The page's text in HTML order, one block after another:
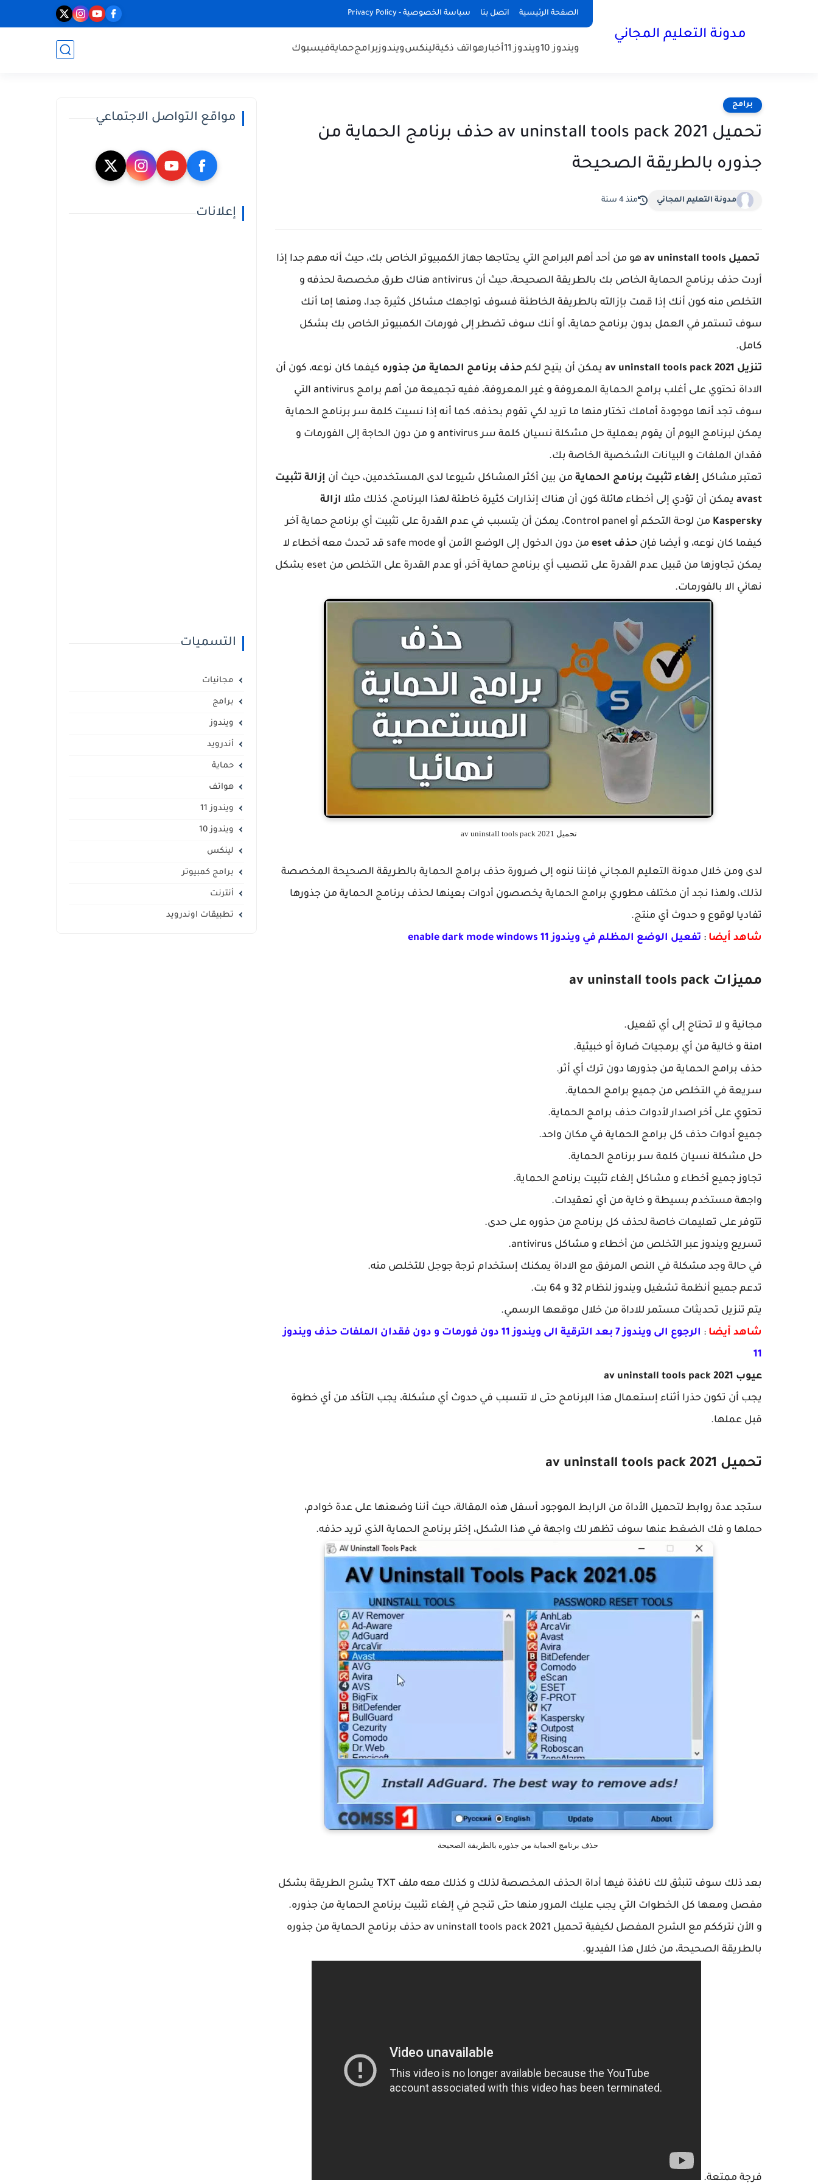
الصفحة الرئيسية اتصل بنا سياسة الخصوصية - Privacy Policy
مدونة التعليم المجاني
ويندوز 10 ويندوز 11 أخبارهواتف ذكيةلينكسويندوزبرامجحمايةفيسبوك
برامج
تحميل av uninstall tools pack 2021 حذف برنامج الحماية من
جذوره بالطريقة الصحيحة
مدونة التعليم المجاني منذ 4 سنة
تحميل av uninstall tools
هو من أحد أهم البرامج التي يحتاجها جهاز الكمبيوتر الخاص بك، حيث أنه مهم جدا إذا
أردت حذف برنامج الحماية الخاص بك بالطريقة الصحيحة، حيث أن antivirus هناك طرق مخصصة لحذفه و
التخلص منه كون أنك إذا قمت بإزالته بالطريقة الخاطئة فسوف تواجهك مشاكل كثيرة جدا، ومنها إما أنك
سوف تستمر في العمل بدون برنامج حماية، أو أنك سوف تضطر إلى فورمات الكمبيوتر الخاص بك بشكل
كامل.
تنزيل av uninstall tools pack 2021
يمكن أن يتيح لكم حذف برنامج الحماية من جذوره كيفما كان نوعه، كون أن
الاداة تحتوي على أغلب برامج الحماية المعروفة و غير المعروفة، ففيه تجميعة من أهم برامج antivirus التي
سوف تجد أنها موجودة أمامك تختار منها ما تريد لكي تقوم بحذفه، كما أنه إذا نسيت كلمة سر برنامج الحماية
يمكن لبرنامج اليوم أن يقوم بعملية حل مشكلة نسيان كلمة سر antivirus و من دون الحاجة إلى الفورمات و
فقدان الملفات و البيانات الشخصية الخاصة بك.
تعتبر مشاكل إلغاء تثبيت برنامج الحماية من بين أكثر المشاكل شيوعا لدى المستخدمين، حيث أن إزالة تثبيت
avast يمكن أن تؤدي إلى أخطاء هائلة كون أن هناك إنذارات كثيرة خاطئة لهذا البرنامج، كذلك مثلا ازالة
Kaspersky
من لوحة التحكم أو Control panel، يمكن أن يتسبب في عدم القدرة على تثبيت أي برنامج حماية آخر
كيفما كان نوعه، و أيضا فإن حذف eset
من دون الدخول إلى الوضع الأمن أو safe mode قد تحدث معه أخطاء لا
يمكن تجاوزها من قبيل عدم القدرة على تنصيب أي برنامج حماية آخر، أو عدم القدرة على التخلص من eset بشكل
نهائي الا بالفورمات.
تحميل av uninstall tools pack 2021
لدى ومن خلال مدونة التعليم المجاني فإننا ننوه إلى ضرورة حذف برامج الحماية بالطريقة الصحيحة المخصصة
لذلك، ولهذا نجد أن مختلف مطوري برامج الحماية يخصصون أدوات بعينها لحذف برنامج الحماية من جذورها
تفاديا لوقوع و حدوث أي منتج.
شاهد أيضا : تفعيل الوضع المظلم في ويندوز 11 enable dark mode windows
مميزات av uninstall tools pack
مجانية و لا تحتاج إلى أي تفعيل.
امنة و خالية من أي برمجيات ضارة أو خبيثية.
حذف برامج الحماية من جذورها دون ترك أي أثر.
سريعة في التخلص من جميع برامج الحماية.
تحتوي على أخر اصدار لأدوات حذف برامج الحماية.
جميع أدوات حذف كل برامج الحماية في مكان واحد.
حل مشكلة نسيان كلمة سر برنامج الحماية.
تجاوز جميع أخطاء و مشاكل إلغاء تثبيت برنامج الحماية.
واجهة مستخدم بسيطة و خاية من أي تعقيدات.
تتوفر على تعليمات خاصة لحذف كل برنامج من حذوره على حدى.
تسريع ويندوز عبر التخلص من أخطاء و مشاكل antivirus.
في حالة وجد مشكلة في النص المرفق مع الاداة يمكنك إستخدام ترجة جوجل للتخلص منه.
تدعم جميع أنظمة تشغيل ويندوز لنظام 32 و 64 بت.
يتم تنزيل تحديثات مستمر للاداة من خلال موقعها الرسمي.
شاهد أيضا :
الرجوع الى ويندوز 7 بعد الترقية الى ويندوز 11 دون فورمات و دون فقدان الملفات حذف ويندوز
11
عيوب av uninstall tools pack 2021
يجب أن تكون حذرا أثناء إستعمال هذا البرنامج حتى لا تتسبب في حدوث أي مشكلة، يجب التأكد من أي خطوة
قبل عملها.
تحميل av uninstall tools pack 2021
ستجد عدة روابط لتحميل الأداة من الرابط الموجود أسفل هذه المقالة، حيث أننا وضعنها على عدة خوادم،
حملها و فك الضغط عنها سوف تظهر لك واجهة في هذا الشكل، إختر برنامج الحماية الذي تريد حذفه.
حذف برنامج الحماية من جذوره بالطريقة الصحيحة
بعد ذلك سوف تنبثق لك نافذة فيها أداة الحذف المخصصة لذلك و كذلك معه ملف TXT يشرح الطريقة بشكل
مفصل ومعها كل الخطوات التي يجب عليك المرور منها حتى تنجح في إلغاء تثبيت برنامج الحماية من جذوره.
و الأن نترككم مع الشرح المفصل لكيفية تحميل av uninstall tools pack 2021 حذف برنامج الحماية من جذوره
بالطريقة الصحيحة، من خلال هذا الفيديو.
فرجة ممتعة.
مواقع التواصل الاجتماعي
إعلانات
التسميات
مجانيات
برامج
ويندوز
أندرويد
حماية
هواتف
ويندوز 11
ويندوز 10
لينكس
برامج كمبيوتر
أنترنت
تطبيقات اوندرويد